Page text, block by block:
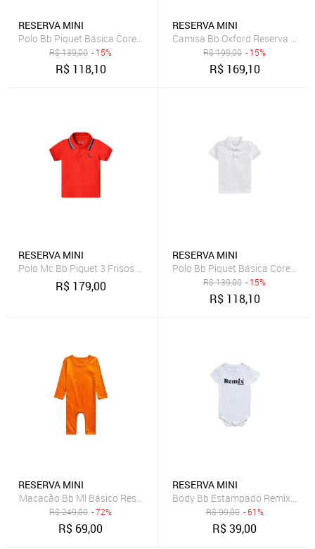
RESERVA MINI
Polo Bb Piquet Básica Cores Reserva Mini
R$139,00 - 15%
R$ 118,10
RESERVA MINI
Camisa Bb Oxford Reserva Mini
R$199,00 - 15%
R$ 169,10
RESERVA MINI
Polo Mc Bb Piquet 3 Frisos Reserva Mini VERMELHO M
R$ 179,00
RESERVA MINI
Polo Bb Piquet Básica Cores
R$139,00 - 15%
R$ 118,10
RESERVA MINI
Macacão Bb Ml Básico Reserva Mini
R$249,00 - 72%
R$ 69,00
RESERVA MINI
Body Bb Estampado Remix
R$99,00 - 61%
R$39,00